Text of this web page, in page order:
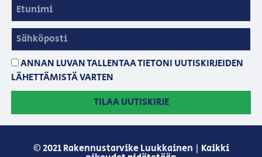
ANNAN LUVAN TALLENTAA TIETONI UUTISKIRJEIDEN
LÄHETTÄMISTÄ VARTEN
TILAA UUTISKIRJE
© 2021 Rakennustarvike Luukkainen | Kaikki